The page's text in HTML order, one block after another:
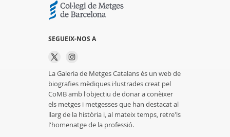
SEGUEIX-NOS A
La Galeria de Metges Catalans és un web de
biografies mèdiques i·lustrades creat pel
CoMB amb l'objectiu de donar a conèixer
els metges i metgesses que han destacat al
llarg de la història i, al mateix temps, retre'ls
l'homenatge de la professió.